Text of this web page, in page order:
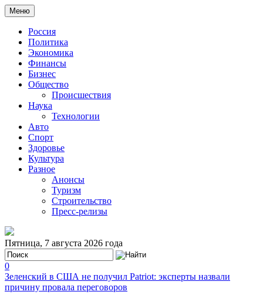
Меню
Россия
Политика
Экономика
Финансы
Бизнес
Общество
Происшествия
Наука
Технологии
Авто
Спорт
Здоровье
Культура
Разное
Анонсы
Туризм
Строительство
Пресс-релизы
Пятница, 7 августа 2026 года
0
Зеленский в США не получил Patriot: эксперты назвали
причину провала переговоров